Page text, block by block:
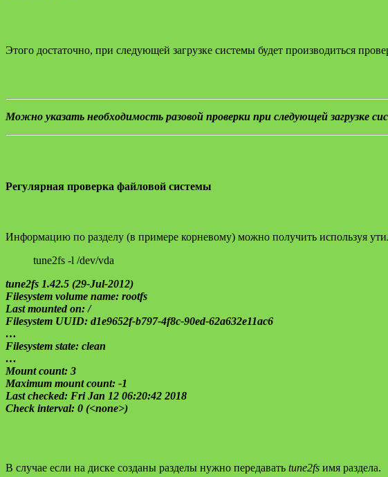
Этого достаточно, при следующей загрузке системы будет производиться
Можно указать необходимость разовой проверки при следующей загрузке
Регулярная проверка файловой системы
Информацию по разделу (в примере корневому) можно получить используя
tune2fs -l /dev/vda
tune2fs 1.42.5 (29-Jul-2012)
Filesystem volume name: rootfs
Last mounted on: /
Filesystem UUID: d1e9652f-b797-4f8c-90ed-62a632e11ac6
…
Filesystem state: clean
…
Mount count: 3
Maximum mount count: -1
Last checked: Fri Jan 12 06:20:42 2018
Check interval: 0 (<none>)
В случае если на диске созданы разделы нужно передавать tune2fs имя раздела.